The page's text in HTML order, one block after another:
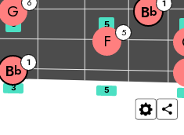
Bb 1
F 5
G Bb 1
3 5